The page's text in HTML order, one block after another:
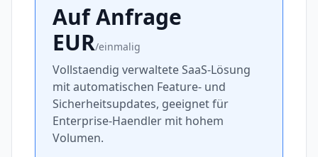
Auf Anfrage
EUR/einmalig
Vollstaendig verwaltete SaaS-Lösung
mit automatischen Feature- und
Sicherheitsupdates, geeignet für
Enterprise-Haendler mit hohem
Volumen.